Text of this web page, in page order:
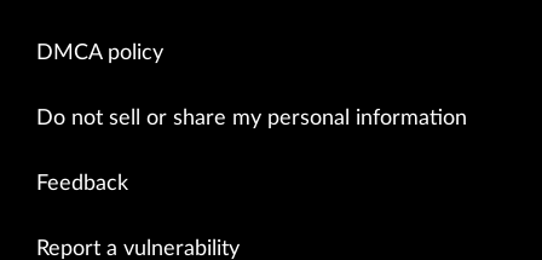
DMCA policy
Do not sell or share my personal information
Feedback
Report a vulnerability